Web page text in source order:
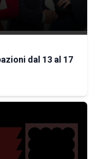
dal 13 al 17